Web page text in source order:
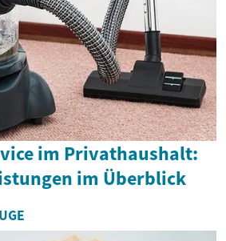
im Privathaushalt:
im Überblick